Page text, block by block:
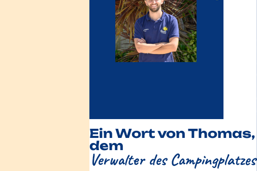
Ein Wort von Thomas,
dem
Verwalter des Campingplatzes